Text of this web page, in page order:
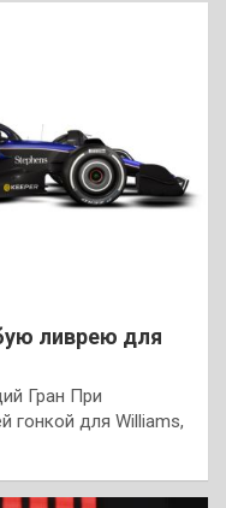
ливрею для
Гран При
гонкой для Williams,